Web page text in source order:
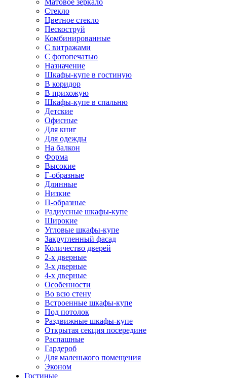
Матовое зеркало
Стекло
Цветное стекло
Пескоструй
Комбинированные
С витражами
С фотопечатью
Назначение
Шкафы-купе в гостиную
В коридор
В прихожую
Шкафы-купе в спальню
Детские
Офисные
Для книг
Для одежды
На балкон
Форма
Высокие
Г-образные
Длинные
Низкие
П-образные
Радиусные шкафы-купе
Широкие
Угловые шкафы-купе
Закругленный фасад
Количество дверей
2-х дверные
3-х дверные
4-х дверные
Особенности
Во всю стену
Встроенные шкафы-купе
Под потолок
Раздвижные шкафы-купе
Открытая секция посередине
Распашные
Гардероб
Для маленького помещения
Эконом
Гостиные